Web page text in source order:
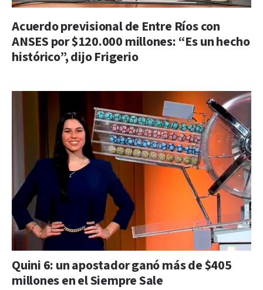
Acuerdo previsional de Entre Ríos con
ANSES por $120.000 millones: “Es un hecho
histórico”, dijo Frigerio
Quini 6: un apostador ganó más de $405
millones en el Siempre Sale